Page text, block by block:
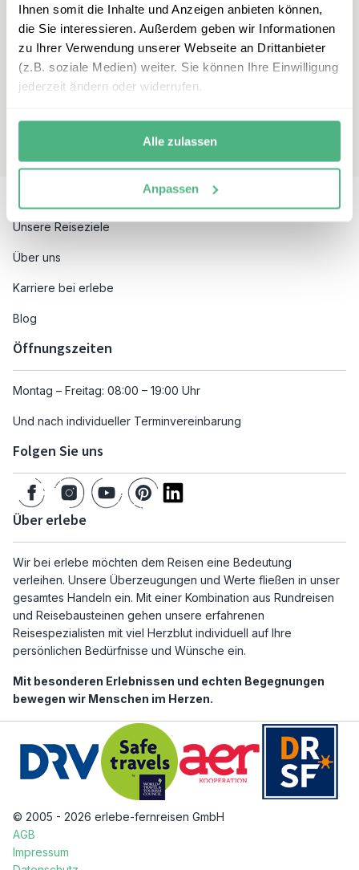
Ihnen somit die Inhalte und Anzeigen anbieten können,
die Sie interessieren. Außerdem geben wir Informationen
zu Ihrer Verwendung unserer Webseite an Drittanbieter
(z.B. soziale Medien) weiter. Sie können Ihre Einwilligung
jederzeit ändern oder widerrufen.
Alle zulassen
Anpassen
E-mail
kolumbien@erlebe.de
Unsere Reiseziele
Über uns
Karriere bei erlebe
Blog
Öffnungszeiten
Montag – Freitag: 08:00 – 19:00 Uhr
Und nach individueller Terminvereinbarung
Folgen Sie uns
Über erlebe
Wir bei erlebe möchten dem Reisen eine Bedeutung
verleihen. Unsere Überzeugungen und Werte fließen in unser
gesamtes Handeln ein. Mit einer Kombination aus Rundreisen
und Reisebausteinen gehen unsere erfahrenen
Reisespezialisten mit viel Herzblut individuell auf Ihre
persönlichen Bedürfnisse und Wünsche ein.
Mit besonderen Erlebnissen und echten Begegnungen
bewegen wir Menschen im Herzen.
© 2005 - 2026 erlebe-fernreisen GmbH
AGB
Impressum